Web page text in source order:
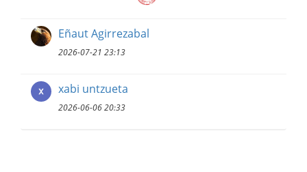
Eñaut Agirrezabal
2026-07-21 23:13
xabi untzueta
2026-06-06 20:33